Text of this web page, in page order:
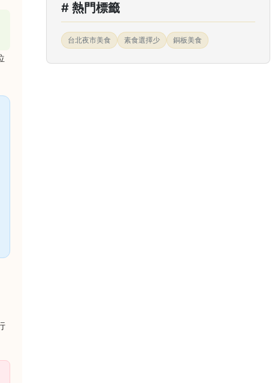
# 熱門標籤
台北夜市美食 素食選擇少 銅板美食